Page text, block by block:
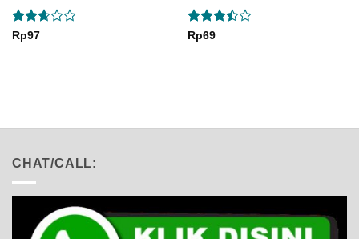
Rated
Rp97
Rated
Rp69
CHAT/CALL: